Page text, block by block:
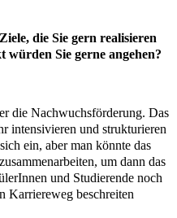
die Sie gern realisieren
würden Sie gerne angehen?
die Nachwuchsförderung. Das
intensivieren und strukturieren
ein, aber man könnte das
um dann das
und Studierende noch
Karriereweg beschreiten